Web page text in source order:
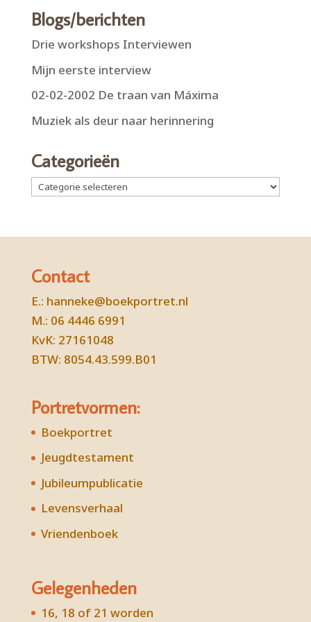
Blogs/berichten
Drie workshops Interviewen
Mijn eerste interview
02-02-2002 De traan van Máxima
Muziek als deur naar herinnering
Categorieën
Categorieën
Contact
E.: hanneke@boekportret.nl
M.: 06 4446 6991
KvK: 27161048
BTW: 8054.43.599.B01
Portretvormen:
Boekportret
Jeugdtestament
Jubileumpublicatie
Levensverhaal
Vriendenboek
Gelegenheden
16, 18 of 21 worden